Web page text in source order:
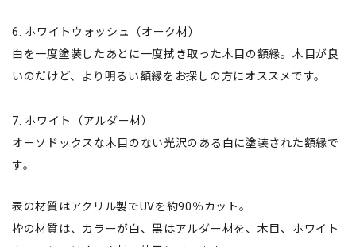
6. ホワイトウォッシュ（オーク材）
白を一度塗装したあとに一度拭き取った木目の額縁。木目が良
いのだけど、より明るい額縁をお探しの方にオススメです。
7. ホワイト（アルダー材）
オーソドックスな木目のない光沢のある白に塗装された額縁で
す。
表の材質はアクリル製でUVを約90％カット。
枠の材質は、カラーが白、黒はアルダー材を、木目、ホワイト